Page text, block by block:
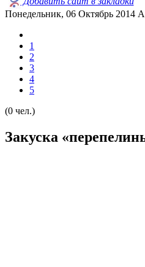
Понедельник, 06 Октябрь 2014
1
2
3
4
5
(0 чел.)
Закуска